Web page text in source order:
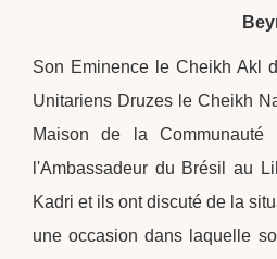
Son Eminence le Cheikh Akl
Unitariens Druzes le Cheikh
Maison de la
l'Ambassadeur du Brésil au
Kadri et ils ont discuté de la
une occasion dans laquelle